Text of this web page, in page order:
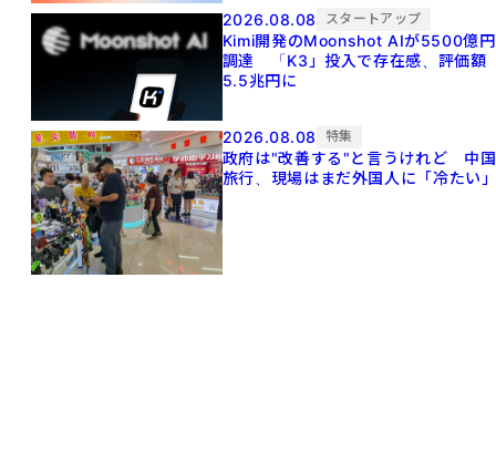
2026.08.08 スタートアップ
Kimi開発のMoonshot AIが5500億円
調達 「K3」投入で存在感、評価額
5.5兆円に
2026.08.08 特集
政府は"改善する"と言うけれど 中国
旅行、現場はまだ外国人に「冷たい